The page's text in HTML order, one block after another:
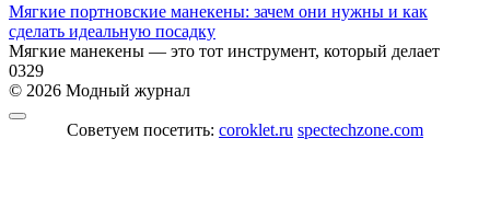
Мягкие портновские манекены: зачем они нужны и как
сделать идеальную посадку
Мягкие манекены — это тот инструмент, который делает
0329
© 2026 Модный журнал
Советуем посетить: coroklet.ru spectechzone.com